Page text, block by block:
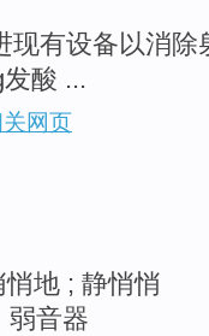
现有设备以消
酸 ...
网页
悄地 ; 静悄悄
弱音器